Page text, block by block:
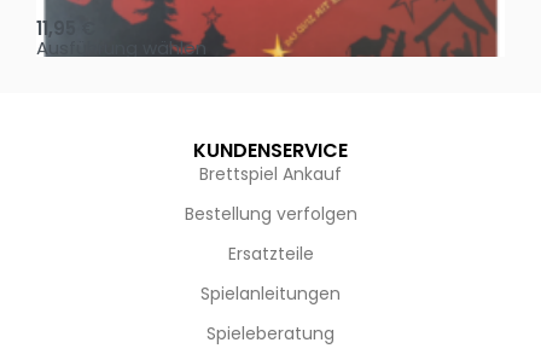
11,95
Ausführung wählen
KUNDENSERVICE
Brettspiel Ankauf
Bestellung verfolgen
Ersatzteile
Spielanleitungen
Spieleberatung